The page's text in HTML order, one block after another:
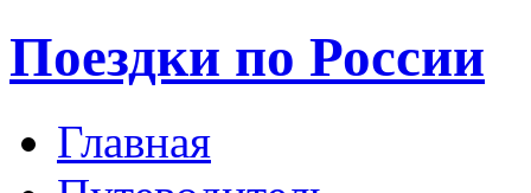
Поездки по России
Главная